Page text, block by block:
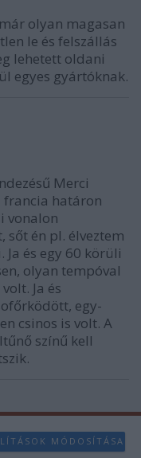
olyan magasan
le és felszállás
lehetett oldani
egyes gyártóknak.
Merci
francia határon
vonalon
sőt én pl. élveztem
és egy 60 körüli
olyan tempóval
Ja és
egy-
csinos is volt. A
színű kell
MÓDOSÍTÁSA